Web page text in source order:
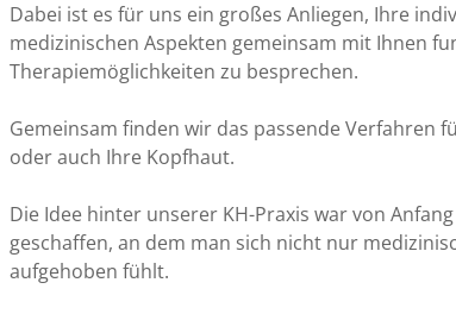
Dabei ist es für uns ein großes Anliegen, Ihre
medizinischen Aspekten gemeinsam mit Ihnen
Therapiemöglichkeiten zu besprechen.
Gemeinsam finden wir das passende Verfahren
oder auch Ihre Kopfhaut.
Die Idee hinter unserer KH-Praxis war von
geschaffen, an dem man sich nicht nur
aufgehoben fühlt.